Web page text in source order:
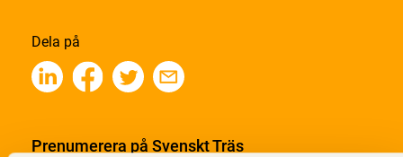
Dela på
Prenumerera på Svenskt Träs